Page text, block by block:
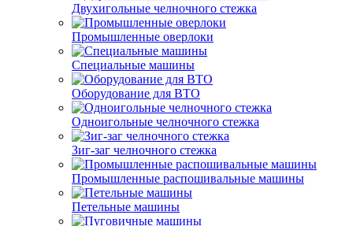
Двухигольные челночного стежка
Промышленные оверлоки
Специальные машины
Оборудование для ВТО
Одноигольные челночного стежка
Зиг-заг челночного стежка
Промышленные распошивальные машины
Петельные машины